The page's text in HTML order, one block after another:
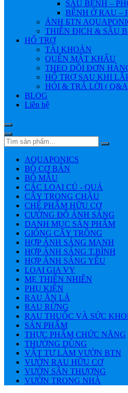
SÂU BỆNH –
BỆNH Ở RAU –
ẢNH БTN
THIÊN ĐỊCH & SÂU
HỔ TRỢ
TÀI KHOẢN
QUÊN MẬT KHẨU
THEO DÕI ĐƠN
HỔ TRỢ SAU KHI
HỎI & TRẢ LỜI (
BLOG
Liên hệ
AQUAPONICS
BỘ CƠ BẢN
BỘ MẪU
CÁC LOẠI CỦ - QUẢ
CÂY TRONG CHẬU
CHẾ PHẨM HỮU CƠ
CƯỜNG ĐỘ ÁNH SÁNG
DANH MỤC SẢN PHẨM
GIỐNG CÂY TRỒNG
HỢP ÁNH SÁNG MẠNH
HỢP ÁNH SÁNG T.BÌNH
HỢP ÁNH SÁNG YẾU
LOẠI GIA VỴ
MẸ THIÊN NHIÊN
PHỤ KIỆN
RAU ĂN LÁ
RAU RỪNG
RAU THUỐC VÀ SỨC
SẢN PHẨM
THỰC PHẨM CHỨC NĂNG
THƯỜNG DÙNG
VẬT TƯ LÀM VƯỜN BTN
VƯỜN RAU HỮU CƠ
VƯỜN SÂN THƯỢNG
VƯỜN TRONG NHÀ